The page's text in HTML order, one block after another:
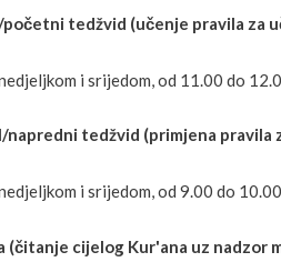
početni tedžvid (učenje pravila za
i srijedom, od 11.00 do
napredni tedžvid (primjena pravila
i srijedom, od 9.00 do 10.00
(čitanje cijelog Kur'ana uz nadzor